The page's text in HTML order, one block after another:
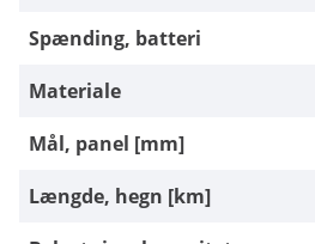
Spænding, batteri
Materiale
Mål, panel [mm]
Længde, hegn [km]